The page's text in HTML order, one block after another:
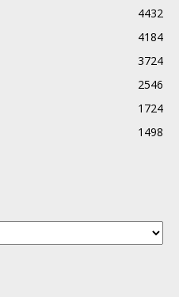
4432
4184
3724
2546
1724
1498